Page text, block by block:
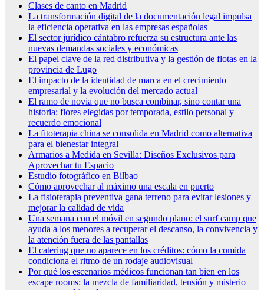
Clases de canto en Madrid
La transformación digital de la documentación legal impulsa
la eficiencia operativa en las empresas españolas
El sector jurídico cántabro refuerza su estructura ante las
nuevas demandas sociales y económicas
El papel clave de la red distributiva y la gestión de flotas en la
provincia de Lugo
El impacto de la identidad de marca en el crecimiento
empresarial y la evolución del mercado actual
El ramo de novia que no busca combinar, sino contar una
historia: flores elegidas por temporada, estilo personal y
recuerdo emocional
La fitoterapia china se consolida en Madrid como alternativa
para el bienestar integral
Armarios a Medida en Sevilla: Diseños Exclusivos para
Aprovechar tu Espacio
Estudio fotográfico en Bilbao
Cómo aprovechar al máximo una escala en puerto
La fisioterapia preventiva gana terreno para evitar lesiones y
mejorar la calidad de vida
Una semana con el móvil en segundo plano: el surf camp que
ayuda a los menores a recuperar el descanso, la convivencia y
la atención fuera de las pantallas
El catering que no aparece en los créditos: cómo la comida
condiciona el ritmo de un rodaje audiovisual
Por qué los escenarios médicos funcionan tan bien en los
escape rooms: la mezcla de familiaridad, tensión y misterio